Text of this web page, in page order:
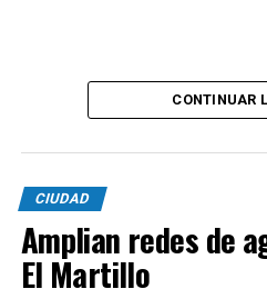
CONTINUAR
CIUDAD
Amplian redes de
El Martillo